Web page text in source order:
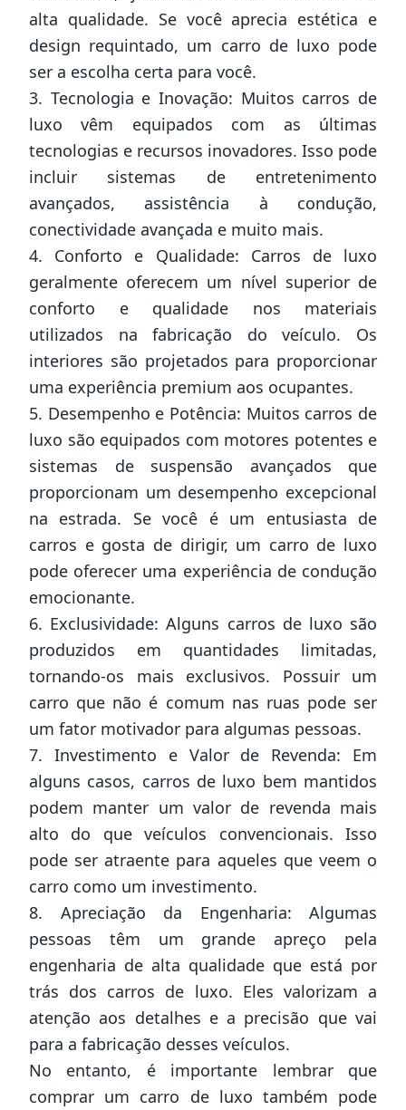
alta qualidade. Se você aprecia estética e
design requintado, um carro de luxo pode
ser a escolha certa para você.
3. Tecnologia e Inovação: Muitos carros de
luxo vêm equipados com as últimas
tecnologias e recursos inovadores. Isso pode
incluir sistemas de entretenimento
avançados, assistência à condução,
conectividade avançada e muito mais.
4. Conforto e Qualidade: Carros de luxo
geralmente oferecem um nível superior de
conforto e qualidade nos materiais
utilizados na fabricação do veículo. Os
interiores são projetados para proporcionar
uma experiência premium aos ocupantes.
5. Desempenho e Potência: Muitos carros de
luxo são equipados com motores potentes e
sistemas de suspensão avançados que
proporcionam um desempenho excepcional
na estrada. Se você é um entusiasta de
carros e gosta de dirigir, um carro de luxo
pode oferecer uma experiência de condução
emocionante.
6. Exclusividade: Alguns carros de luxo são
produzidos em quantidades limitadas,
tornando-os mais exclusivos. Possuir um
carro que não é comum nas ruas pode ser
um fator motivador para algumas pessoas.
7. Investimento e Valor de Revenda: Em
alguns casos, carros de luxo bem mantidos
podem manter um valor de revenda mais
alto do que veículos convencionais. Isso
pode ser atraente para aqueles que veem o
carro como um investimento.
8. Apreciação da Engenharia: Algumas
pessoas têm um grande apreço pela
engenharia de alta qualidade que está por
trás dos carros de luxo. Eles valorizam a
atenção aos detalhes e a precisão que vai
para a fabricação desses veículos.
No entanto, é importante lembrar que
comprar um carro de luxo também pode